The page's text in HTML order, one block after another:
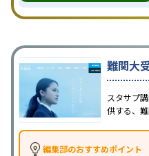
難関大
スタサプ
供する、
編集部のおすすめポイント